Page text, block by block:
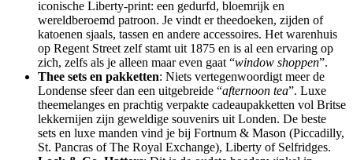
iconische Liberty-print: een gedurfd, bloemrijk en
wereldberoemd patroon. Je vindt er theedoeken, zijden of
katoenen sjaals, tassen en andere accessoires. Het warenhuis
op Regent Street zelf stamt uit 1875 en is al een ervaring op
zich, zelfs als je alleen maar even gaat “window shoppen”.
Thee sets en pakketten: Niets vertegenwoordigt meer de
Londense sfeer dan een uitgebreide “afternoon tea”. Luxe
theemelanges en prachtig verpakte cadeaupakketten vol Britse
lekkernijen zijn geweldige souvenirs uit Londen. De beste
sets en luxe manden vind je bij Fortnum & Mason (Piccadilly,
St. Pancras of The Royal Exchange), Liberty of Selfridges.